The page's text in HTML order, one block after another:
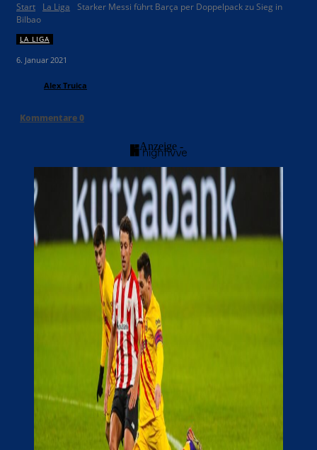
Start La Liga
Starker Messi führt Barça per Doppelpack zu Sieg in
Bilbao
LA LIGA
6. Januar 2021
Alex Truica
Kommentare0
- Anzeige -